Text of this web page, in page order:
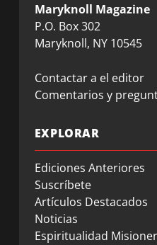
Maryknoll Magazine
P.O. Box 302
Maryknoll, NY 10545
Contactar a el editor
Comentarios y
EXPLORAR
Ediciones Anteriores
Suscríbete
Artículos Destacados
Noticias
Espiritualidad